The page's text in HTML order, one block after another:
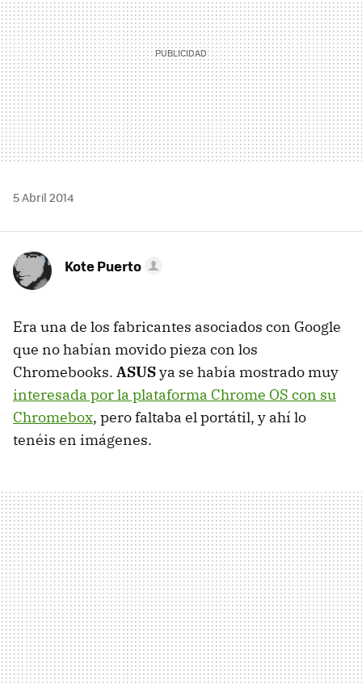
5 Abril 2014
Kote Puerto
Era una de los fabricantes asociados con Google
que no habían movido pieza con los
Chromebooks. ASUSya se había mostrado muy
interesada por la plataforma Chrome OS con su
Chromebox, pero faltaba el portátil, y ahí lo
tenéis en imágenes.